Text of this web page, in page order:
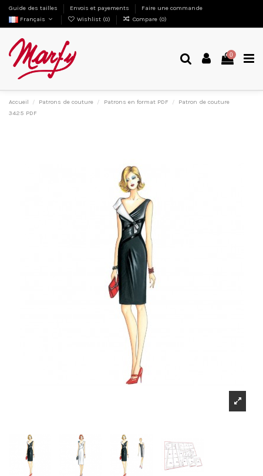
Guide des tailles Envois et payements
Faire une commande
Français
Wishlist (0) Compare (0)
0
Accueil Patrons de couture Patrons en format PDF
Patron de couture
3425 PDF